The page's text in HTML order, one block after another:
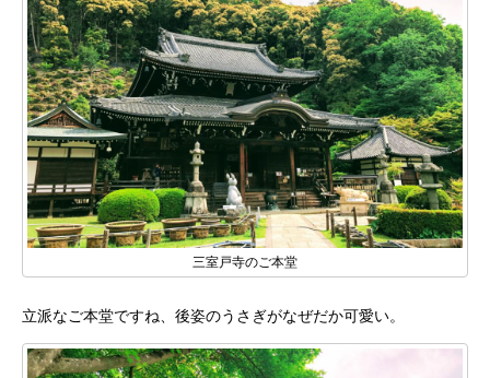
三室戸寺のご本堂
立派なご本堂ですね、後姿のうさぎがなぜだか可愛い。